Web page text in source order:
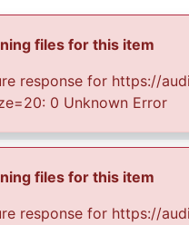
de la
files for this item
response for https://
0 Unknown Error
files for this item
response for https://